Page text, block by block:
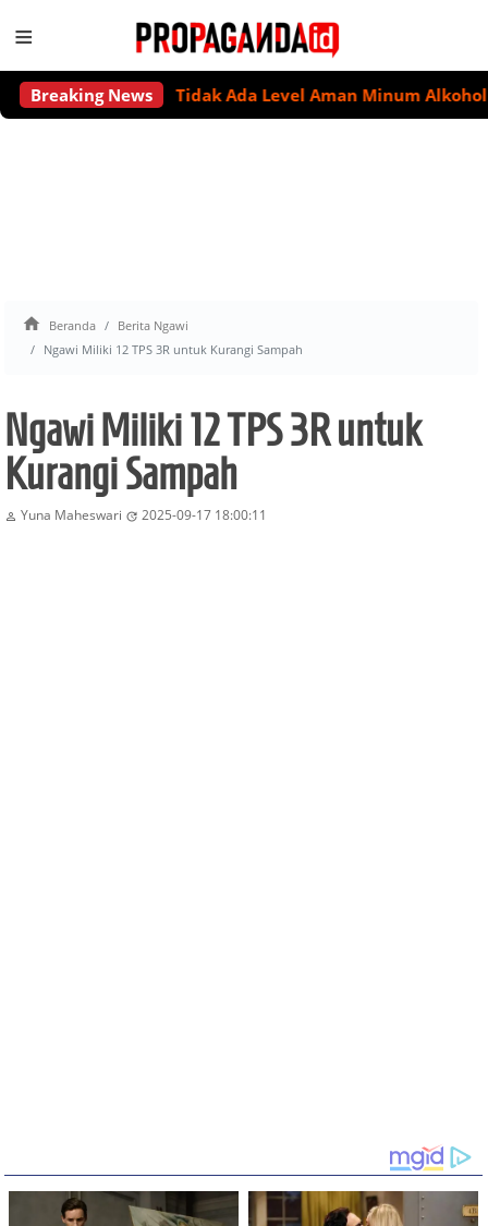
≡
Breaking NewsTidak Ada Level Aman Minum Alkohol
 Beranda
Berita Ngawi
Ngawi Miliki 12 TPS 3R untuk Kurangi Sampah
Ngawi Miliki 12 TPS 3R untuk
Kurangi Sampah
 Yuna Maheswari  2025-09-17 18:00:11